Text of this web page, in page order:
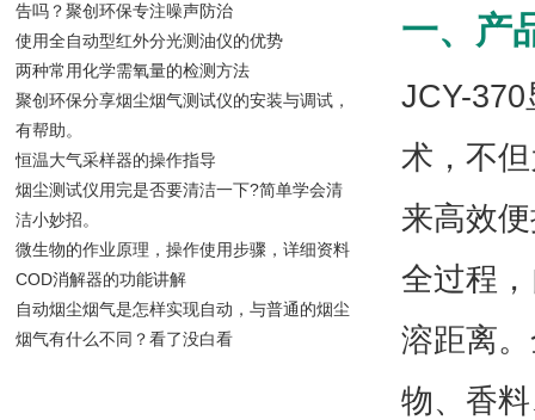
一、产
JCY-
术，不
来高效
全过程
溶距离
物、香
告吗？聚创环保专注噪声防治
使用全自动型红外分光测油仪的优势
两种常用化学需氧量的检测方法
聚创环保分享烟尘烟气测试仪的安装与调试，
有帮助。
恒温大气采样器的操作指导
烟尘测试仪用完是否要清洁一下?简单学会清
洁小妙招。
微生物的作业原理，操作使用步骤，详细资料
COD消解器的功能讲解
自动烟尘烟气是怎样实现自动，与普通的烟尘
烟气有什么不同？看了没白看